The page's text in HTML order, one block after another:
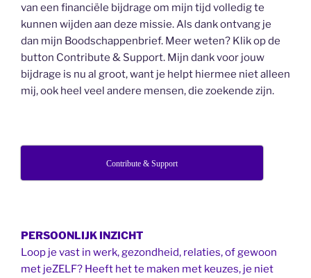
van een financiële bijdrage om mijn tijd volledig te
kunnen wijden aan deze missie. Als dank ontvang je
dan mijn Boodschappenbrief. Meer weten? Klik op de
button Contribute & Support. Mijn dank voor jouw
bijdrage is nu al groot, want je helpt hiermee niet alleen
mij, ook heel veel andere mensen, die zoekende zijn.
Contribute & Support
PERSOONLIJK INZICHT
Loop je vast in werk, gezondheid, relaties, of gewoon
met jeZELF? Heeft het te maken met keuzes, je niet